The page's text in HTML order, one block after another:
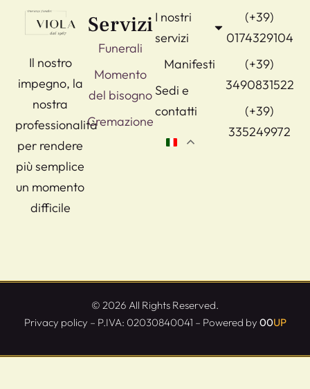
​Il nostro
impegno, la
nostra
professionalità
per rendere
più semplice
un momento
difficile
I nostri
servizi
Manifesti
Sedi e
contatti
Servizi
Funerali
Momento
del bisogno
Cremazione
(+39)
0174329104
(+39)
3490831522
(+39)
335249972
© 2026 All Rights Reserved.
Privacy policy – P.IVA: 02030840041 – Powered by 00UP